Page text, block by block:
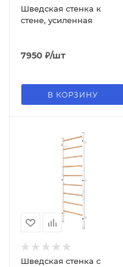
Шведская стенка к
стене, усиленная
7950 ₽/шт
В КОРЗИНУ
Шведская стенка с